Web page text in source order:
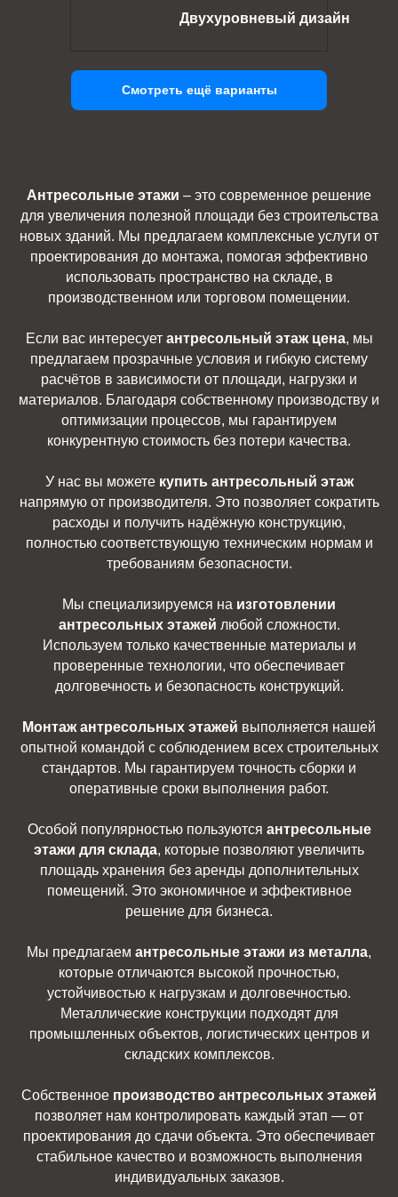
Двухуровневый дизайн
Смотреть ещё варианты
Антресольные этажи – это современное решение
для увеличения полезной площади без строительства
новых зданий. Мы предлагаем комплексные услуги от
проектирования до монтажа, помогая эффективно
использовать пространство на складе, в
производственном или торговом помещении.
Если вас интересует антресольный этаж цена, мы
предлагаем прозрачные условия и гибкую систему
расчётов в зависимости от площади, нагрузки и
материалов. Благодаря собственному производству и
оптимизации процессов, мы гарантируем
конкурентную стоимость без потери качества.
У нас вы можете купить антресольный этаж
напрямую от производителя. Это позволяет сократить
расходы и получить надёжную конструкцию,
полностью соответствующую техническим нормам и
требованиям безопасности.
Мы специализируемся на изготовлении
антресольных этажей любой сложности.
Используем только качественные материалы и
проверенные технологии, что обеспечивает
долговечность и безопасность конструкций.
Монтаж антресольных этажей выполняется нашей
опытной командой с соблюдением всех строительных
стандартов. Мы гарантируем точность сборки и
оперативные сроки выполнения работ.
Особой популярностью пользуются антресольные
этажи для склада, которые позволяют увеличить
площадь хранения без аренды дополнительных
помещений. Это экономичное и эффективное
решение для бизнеса.
Мы предлагаем антресольные этажи из металла,
которые отличаются высокой прочностью,
устойчивостью к нагрузкам и долговечностью.
Металлические конструкции подходят для
промышленных объектов, логистических центров и
складских комплексов.
Собственное производство антресольных этажей
позволяет нам контролировать каждый этап — от
проектирования до сдачи объекта. Это обеспечивает
стабильное качество и возможность выполнения
индивидуальных заказов.